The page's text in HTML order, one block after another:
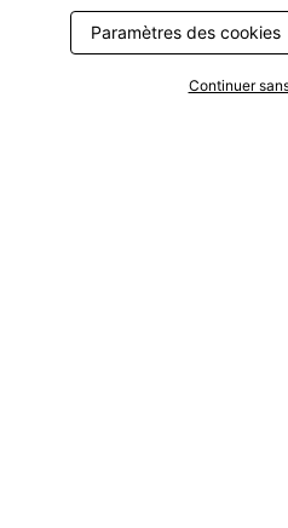
Paramètres des cookies
Continuer